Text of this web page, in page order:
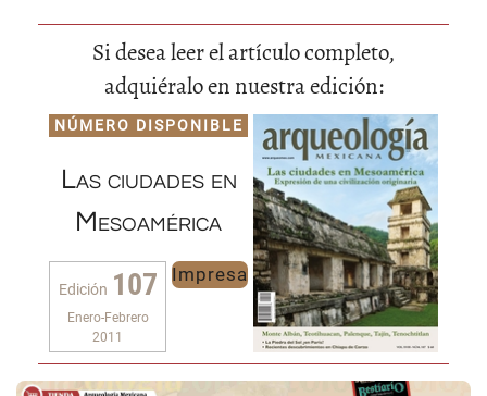
Si desea leer el artículo completo,
adquiéralo en nuestra edición:
NÚMERO DISPONIBLE
Las ciudades en
Mesoamérica
Edición 107
Enero-Febrero
2011
Impresa